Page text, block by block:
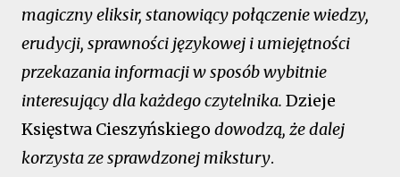
magiczny eliksir, stanowiący połączenie wiedzy,
erudycji, sprawności językowej i umiejętności
przekazania informacji w sposób wybitnie
interesujący dla każdego czytelnika. Dzieje
Księstwa Cieszyńskiego dowodzą, że dalej
korzysta ze sprawdzonej mikstury.